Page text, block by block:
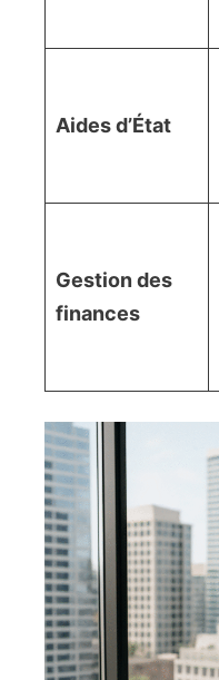
Aides d’État
Gestion des
finances